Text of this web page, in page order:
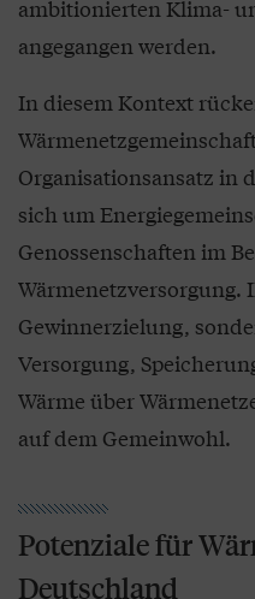
ambitionierten Klima-
angegangen werden.
In diesem Kontext
Organisationsansatz in
sich um
Genossenschaften im
Wärmenetzversorgung.
Gewinnerzielung,
Versorgung,
Wärme über
auf dem Gemeinwohl.
Potenziale für
Deutschland